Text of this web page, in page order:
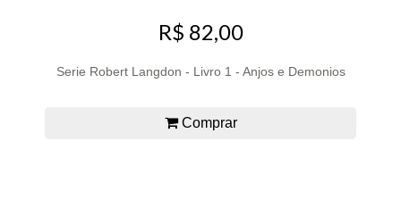
R$ 82,00
Serie Robert Langdon - Livro 1 - Anjos e Demonios
Comprar